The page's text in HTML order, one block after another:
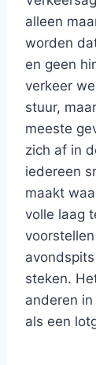
alleen
worden
en geen
verkeer
stuur,
meeste
zich af in
iedereen
maakt
volle laag
steken.
anderen
als een